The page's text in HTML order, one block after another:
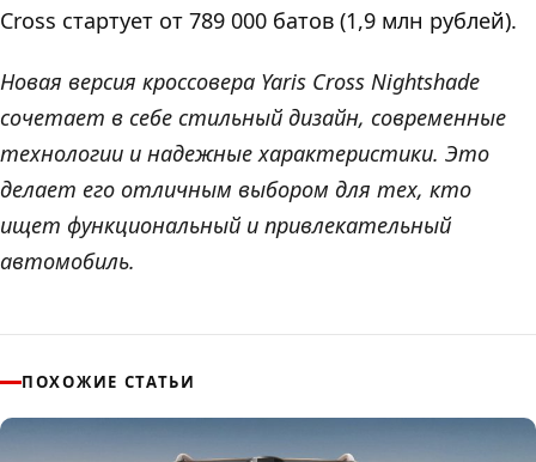
Cross стартует от 789 000 батов (1,9 млн рублей).
Новая версия кроссовера Yaris Cross Nightshade
сочетает в себе стильный дизайн, современные
технологии и надежные характеристики. Это
делает его отличным выбором для тех, кто
ищет функциональный и привлекательный
автомобиль.
ПОХОЖИЕ СТАТЬИ